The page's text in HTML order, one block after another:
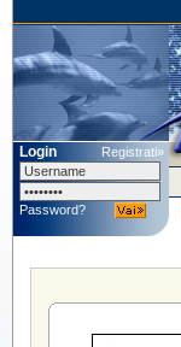
Login Registrati»
Password?